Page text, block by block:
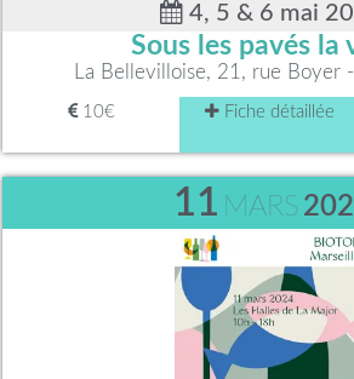
4, 5 & 6 mai
Sous les pavés la
La Bellevilloise, 21, rue Boyer
10€ Fiche détaillée
11 MARS